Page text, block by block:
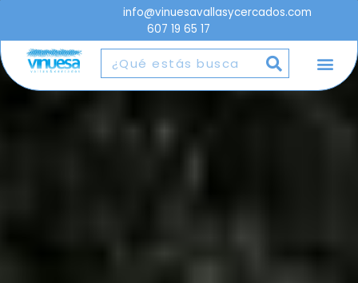
info@vinuesavallasycercados.com
607 19 65 17